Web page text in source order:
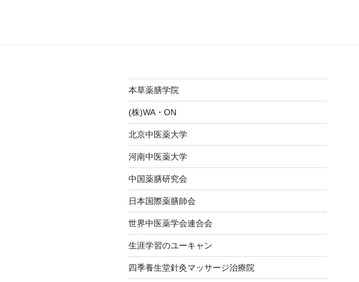
本草薬膳学院
(株)WA・ON
北京中医薬大学
河南中医薬大学
中国薬膳研究会
日本国際薬膳師会
世界中医薬学会連合会
生涯学習のユーキャン
四季養生堂針灸マッサージ治療院